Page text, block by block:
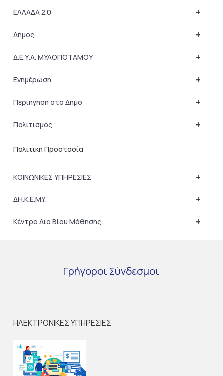
+
ΕΛΛΑΔΑ 2.0
+
Δήμος
+
Δ.Ε.Υ.Α. ΜΥΛΟΠΟΤΑΜΟΥ
+
Ενημέρωση
+
Περιήγηση στο Δήμο
+
Πολιτισμός
Πολιτική Προστασία
+
ΚΟΙΝΩΝΙΚΕΣ ΥΠΗΡΕΣΙΕΣ
+
ΔΗ.Κ.Ε.ΜΥ.
+
Κέντρο Δια Βίου Μάθησης
Γρήγοροι Σύνδεσμοι
ΗΛΕΚΤΡΟΝΙΚΕΣ ΥΠΗΡΕΣΙΕΣ